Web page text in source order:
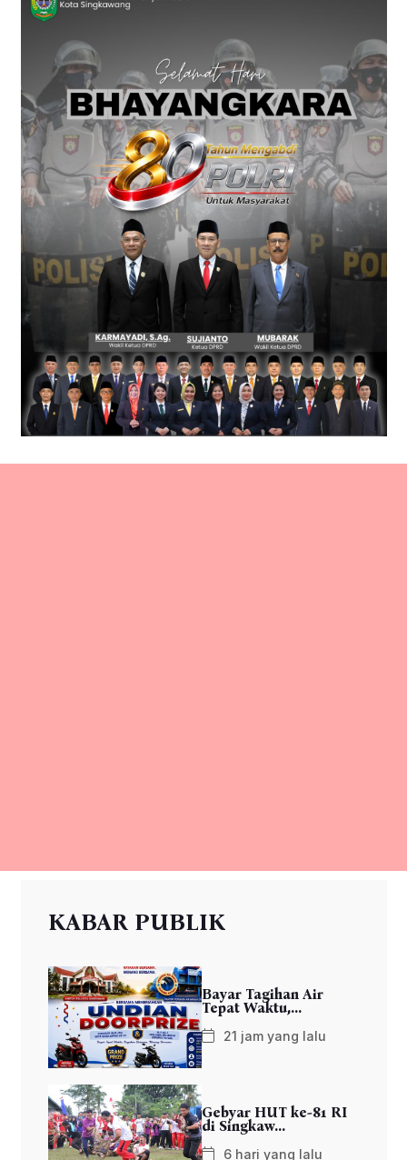
KABAR PUBLIK
Bayar Tagihan Air
Tepat Waktu,...
21 jam yang lalu
Gebyar HUT ke-81 RI
di Singkaw...
6 hari yang lalu